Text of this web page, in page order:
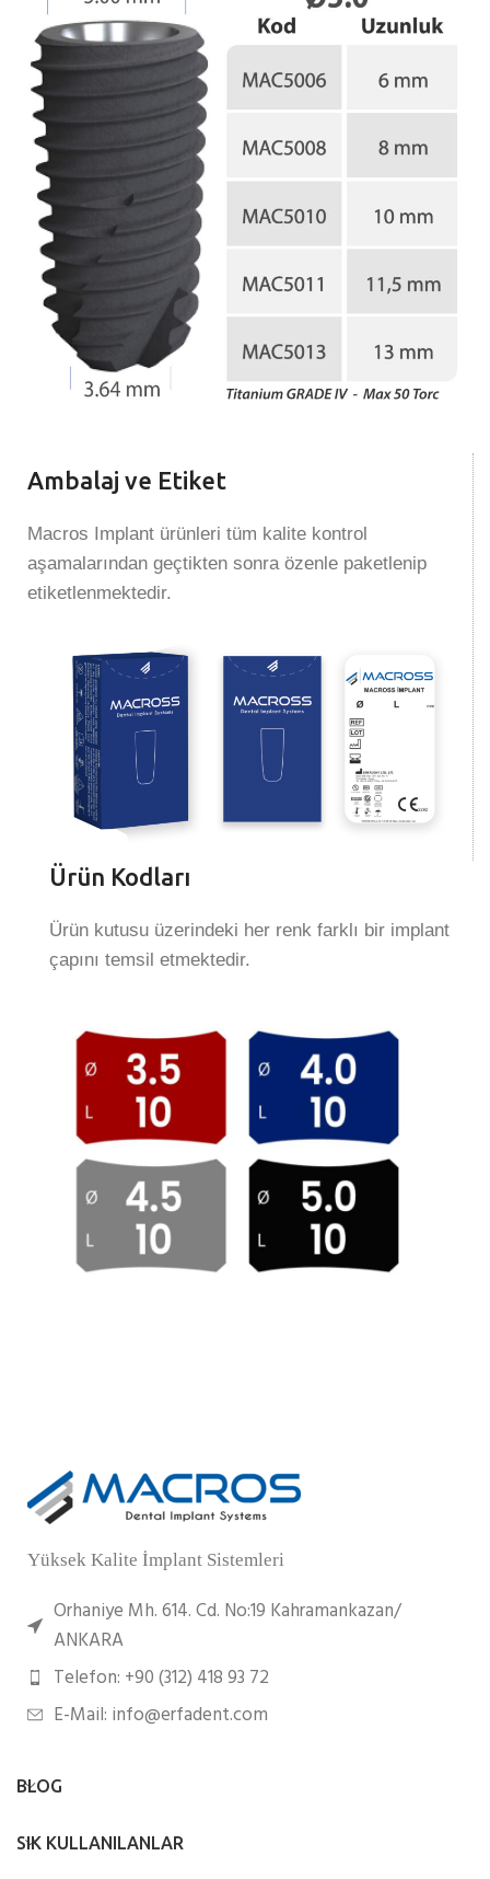
Ambalaj ve Etiket
Macros Implant ürünleri tüm kalite kontrol
aşamalarından geçtikten sonra özenle paketlenip
etiketlenmektedir.
Ürün Kodları
Ürün kutusu üzerindeki her renk farklı bir implant
çapını temsil etmektedir.
Yüksek Kalite İmplant Sistemleri
Orhaniye Mh. 614. Cd. No:19 Kahramankazan/
ANKARA
Telefon: +90 (312) 418 93 72
E-Mail: info@erfadent.com
BLOG
SIK KULLANILANLAR